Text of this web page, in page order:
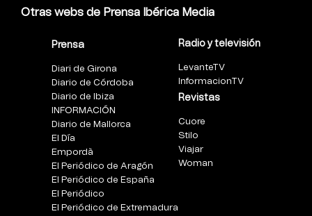
Otras webs de Prensa Ibérica Media
Prensa
Diari de Girona
Diario de Córdoba
Diario de Ibiza
INFORMACIÓN
Diario de Mallorca
El Día
Empordà
El Periódico de Aragón
El Periódico de España
El Periódico
El Periódico de Extremadura
Radio y televisión
LevanteTV
InformacionTV
Revistas
Cuore
Stilo
Viajar
Woman